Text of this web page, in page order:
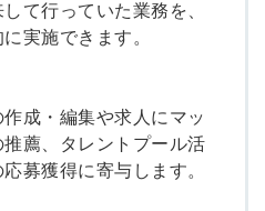
て行っていた業務を、
実施できます。
成・編集や求人にマッ
薦、タレントプール活
募獲得に寄与します。